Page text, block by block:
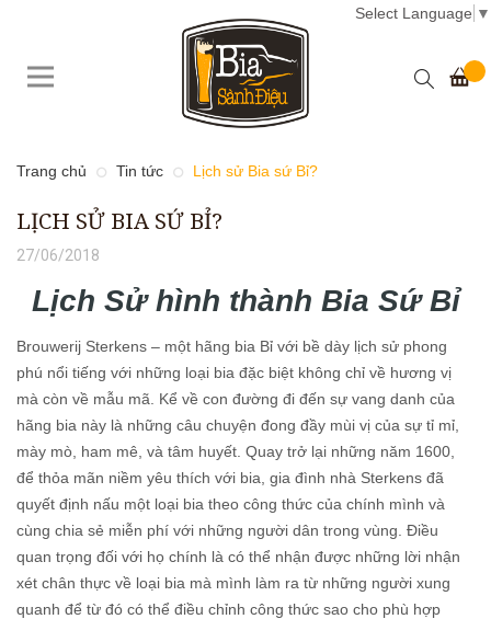
Select Language ▼
Trang chủ Tin tức Lịch sử Bia sứ Bỉ?
LỊCH SỬ BIA SỨ BỈ?
27/06/2018
Lịch Sử hình thành Bia Sứ Bỉ
Brouwerij Sterkens – một hãng bia Bỉ với bề dày lịch sử phong
phú nổi tiếng với những loại bia đặc biệt không chỉ về hương vị
mà còn về mẫu mã. Kể về con đường đi đến sự vang danh của
hãng bia này là những câu chuyện đong đầy mùi vị của sự tỉ mỉ,
mày mò, ham mê, và tâm huyết. Quay trở lại những năm 1600,
để thỏa mãn niềm yêu thích với bia, gia đình nhà Sterkens đã
quyết định nấu một loại bia theo công thức của chính mình và
cùng chia sẻ miễn phí với những người dân trong vùng. Điều
quan trọng đối với họ chính là có thể nhận được những lời nhận
xét chân thực về loại bia mà mình làm ra từ những người xung
quanh để từ đó có thể điều chỉnh công thức sao cho phù hợp